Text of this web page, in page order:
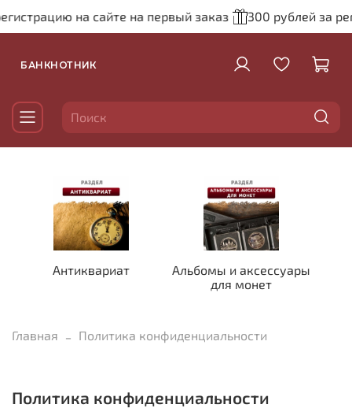
на сайте на первый заказ 300 рублей за
БАНКНОТНИК
Антиквариат
Альбомы и аксессуары
для монет
Главная Политика конфиденциальности
Политика конфиденциальности